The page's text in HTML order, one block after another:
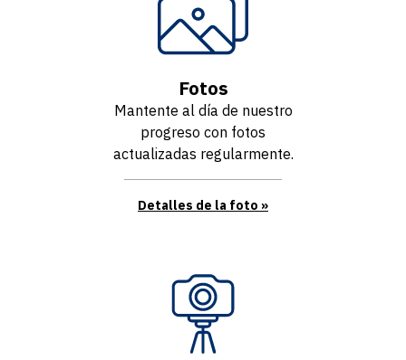
Fotos
Mantente al día de nuestro
progreso con fotos
actualizadas regularmente.
Detalles de la foto